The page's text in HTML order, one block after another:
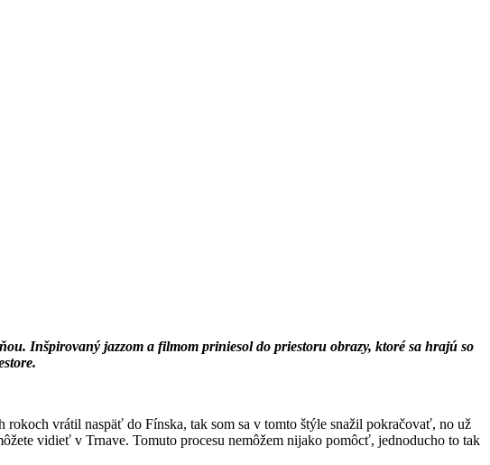
Inšpirovaný jazzom a filmom priniesol do priestoru obrazy, ktoré sa hrajú so
vrátil naspäť do Fínska, tak som sa v tomto štýle snažil pokračovať, no už
vidieť v Trnave. Tomuto procesu nemôžem nijako pomôcť, jednoducho to tak